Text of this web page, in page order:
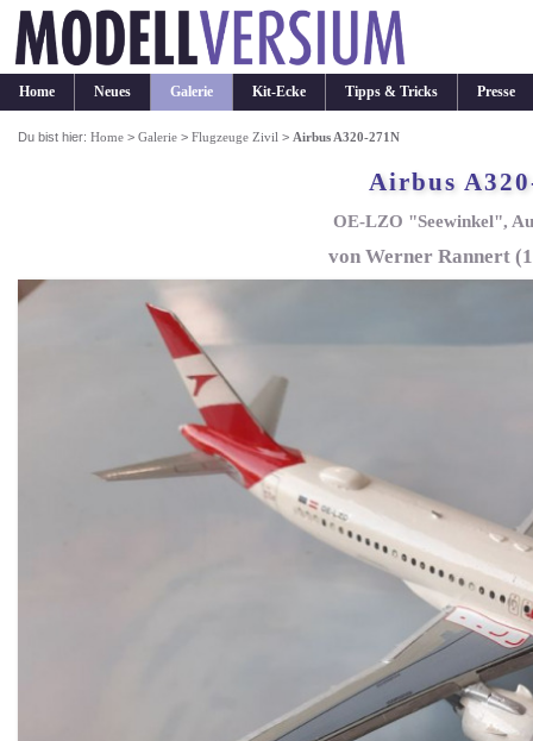
Home Neues Galerie Kit-Ecke Tipps & Tricks Presse
Du bist hier:Home >Galerie >Flugzeuge Zivil > Airbus A320-271N
Airbus
OE-LZO "Seewinkel",
von Werner Rannert